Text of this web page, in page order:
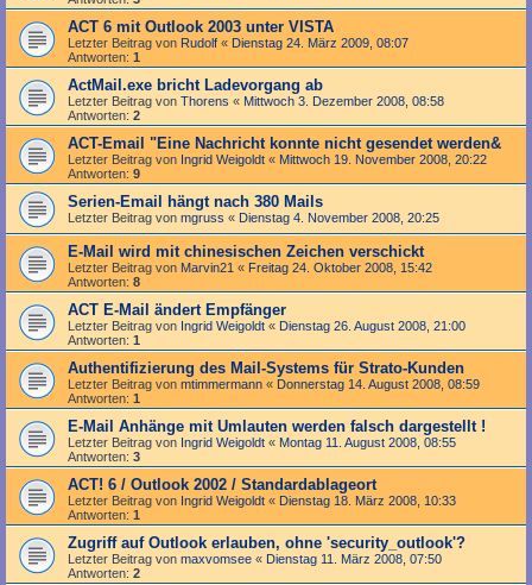
ACT 6 mit Outlook 2003 unter VISTA
Letzter Beitrag von Rudolf « Dienstag 24. März 2009, 08:07
Antworten: 1
ActMail.exe bricht Ladevorgang ab
Letzter Beitrag von Thorens « Mittwoch 3. Dezember 2008, 08:58
Antworten: 2
ACT-Email "Eine Nachricht konnte nicht gesendet werden&
Letzter Beitrag von Ingrid Weigoldt « Mittwoch 19. November 2008, 20:22
Antworten: 9
Serien-Email hängt nach 380 Mails
Letzter Beitrag von mgruss « Dienstag 4. November 2008, 20:25
E-Mail wird mit chinesischen Zeichen verschickt
Letzter Beitrag von Marvin21 « Freitag 24. Oktober 2008, 15:42
Antworten: 8
ACT E-Mail ändert Empfänger
Letzter Beitrag von Ingrid Weigoldt « Dienstag 26. August 2008, 21:00
Antworten: 1
Authentifizierung des Mail-Systems für Strato-Kunden
Letzter Beitrag von mtimmermann « Donnerstag 14. August 2008, 08:59
Antworten: 1
E-Mail Anhänge mit Umlauten werden falsch dargestellt !
Letzter Beitrag von Ingrid Weigoldt « Montag 11. August 2008, 08:55
Antworten: 3
ACT! 6 / Outlook 2002 / Standardablageort
Letzter Beitrag von Ingrid Weigoldt « Dienstag 18. März 2008, 10:33
Antworten: 1
Zugriff auf Outlook erlauben, ohne 'security_outlook'?
Letzter Beitrag von maxvomsee « Dienstag 11. März 2008, 07:50
Antworten: 2